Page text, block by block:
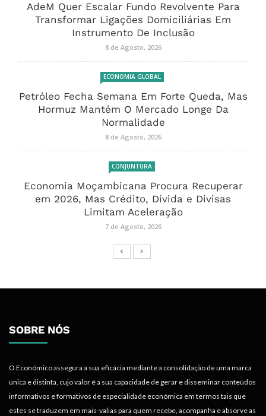
AdeM Quer Escalar Fundo Revolvente Para
Transformar Ligações Domiciliárias Em
Instrumento De Inclusão
8 de Agosto, 2026
ECONOMIA GLOBAL
Petróleo Fecha Semana Em Forte Queda, Mas
Hormuz Mantém O Mercado Longe Da
Normalidade
8 de Agosto, 2026
CONJUNTURA
Economia Moçambicana Procura Recuperar
em 2026, Mas Crédito, Dívida e Divisas
Limitam Aceleração
7 de Agosto, 2026
SOBRE NÓS
O Económico assegura a sua eficácia mediante a consolidação de uma marca
única e distinta, cujo valor é a sua capacidade de gerar e disseminar conteúdos
informativos e formativos de especialidade económica em termos tais que
estes se traduzem em mais-valias para quem recebe, acompanha e absorve as